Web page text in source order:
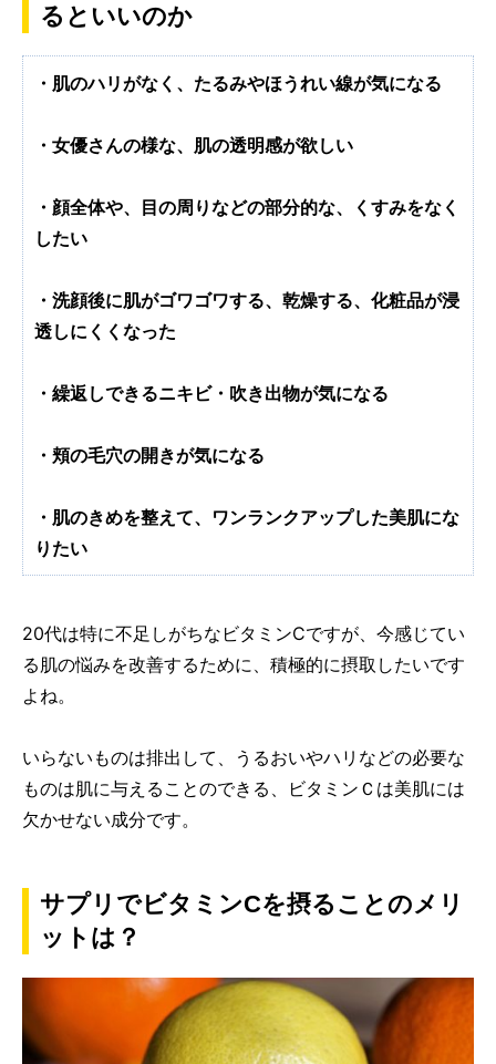
るといいのか
・肌のハリがなく、たるみやほうれい線が気になる
・女優さんの様な、肌の透明感が欲しい
・顔全体や、目の周りなどの部分的な、くすみをなく
したい
・洗顔後に肌がゴワゴワする、乾燥する、化粧品が浸
透しにくくなった
・繰返しできるニキビ・吹き出物が気になる
・頬の毛穴の開きが気になる
・肌のきめを整えて、ワンランクアップした美肌にな
りたい
20代は特に不足しがちなビタミンCですが、今感じてい
る肌の悩みを改善するために、積極的に摂取したいです
よね。
いらないものは排出して、うるおいやハリなどの必要な
ものは肌に与えることのできる、ビタミンＣは美肌には
欠かせない成分です。
サプリでビタミンCを摂ることのメリ
ットは？